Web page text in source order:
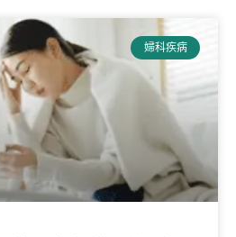
婦科疾病